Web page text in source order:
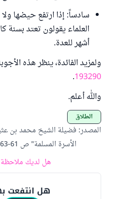
سادساً: إذا ارتفع حيضها
العلماء يقولون تعتد بسنة
أشهر للعدة.
ولمزيد الفائدة، ينظر هذه
193290
.
والله أعلم.
الطلاق
المصدر: فضيلة الشيخ محمد بن
الأسرة المسلمة" ص 61-63
هل لديك
هل انتفعت